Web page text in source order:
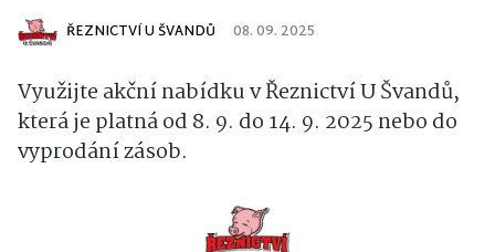
ŘEZNICTVÍ U ŠVANDŮ 08. 09. 2025
Využijte akční nabídku v Řeznictví U Švandů,
která je platná od 8. 9. do 14. 9. 2025 nebo do
vyprodání zásob.